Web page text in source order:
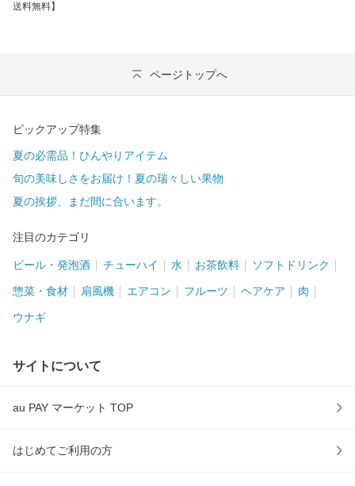
送料無料】
ページトップへ
ピックアップ特集
夏の必需品！ひんやりアイテム
旬の美味しさをお届け！夏の瑞々しい果物
夏の挨拶、まだ間に合います。
注目のカテゴリ
ビール・発泡酒 チューハイ 水 お茶飲料 ソフトドリンク
惣菜・食材 扇風機 エアコン フルーツ ヘアケア 肉
ウナギ
サイトについて
au PAY マーケット TOP
はじめてご利用の方